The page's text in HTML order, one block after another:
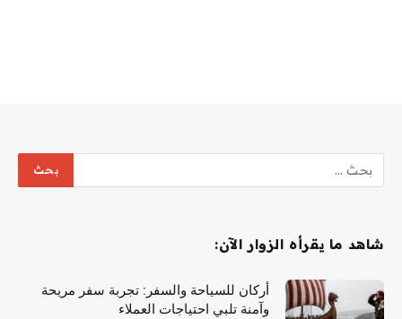
شاهد ما يقرأه الزوار الآن:
أركان للسياحة والسفر: تجربة سفر مريحة
وآمنة تلبي احتياجات العملاء